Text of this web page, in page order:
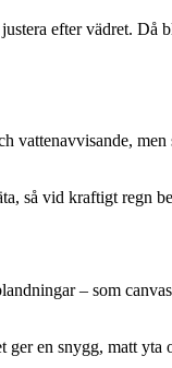
efter vädret.
så vid kraftigt regn
– som
en snygg, matt